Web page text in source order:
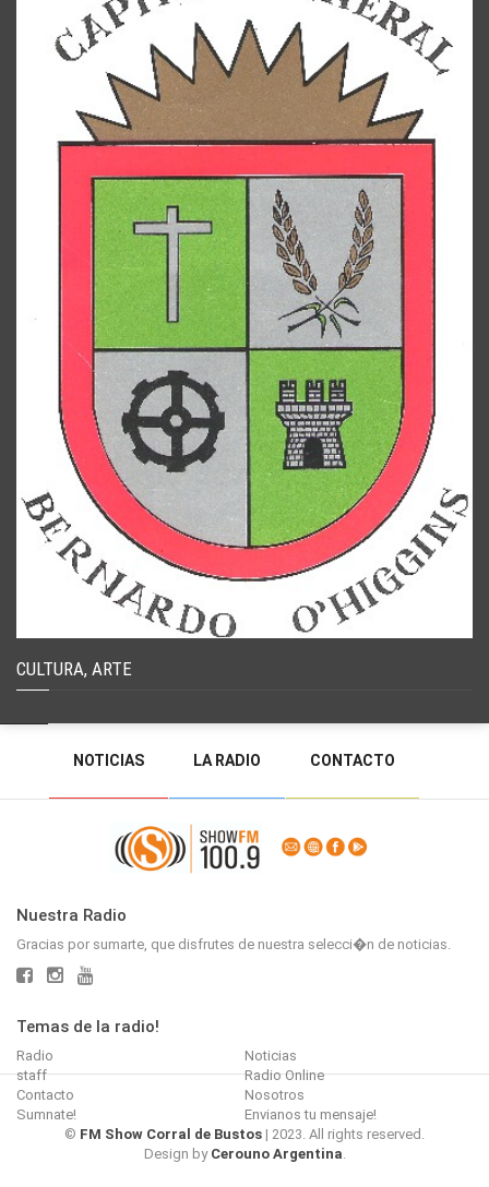
CULTURA, ARTE
NOTICIAS LA RADIO CONTACTO
PROGRAMACIÓN RADIO EN VIVO
DEJAR MENSAJE
Nuestra Radio
Gracias por sumarte, que disfrutes de nuestra selecci�n de noticias.
Temas de la radio!
Radio
Noticias
staff
Radio Online
Contacto
Nosotros
Sumnate!
Envianos tu mensaje!
© FM Show Corral de Bustos | 2023. All rights reserved.
Design by Cerouno Argentina.